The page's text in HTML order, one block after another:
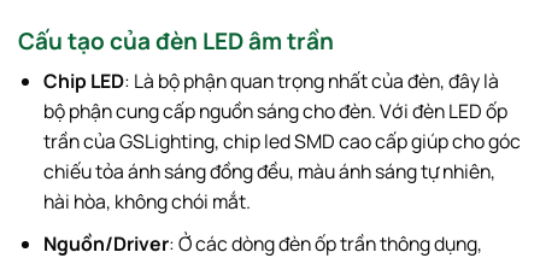
Cấu tạo của đèn LED âm trần
Chip LED: Là bộ phận quan trọng nhất của đèn, đây là
bộ phận cung cấp nguồn sáng cho đèn. Với đèn LED ốp
trần của GSLighting, chip led SMD cao cấp giúp cho góc
chiếu tỏa ánh sáng đồng đều, màu ánh sáng tự nhiên,
hài hòa, không chói mắt.
Nguồn/Driver: Ở các dòng đèn ốp trần thông dụng,